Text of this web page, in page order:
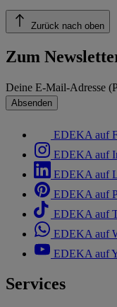
Zurück nach oben
Zum
Deine E-Mail-Adresse
Absenden
EDEKA auf
EDEKA auf
EDEKA auf
EDEKA auf
EDEKA auf
EDEKA auf
EDEKA auf
Services